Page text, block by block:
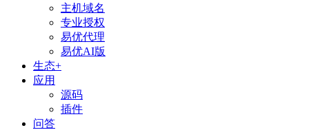
主机域名
专业授权
易优代理
易优AI版
生态+
应用
源码
插件
问答